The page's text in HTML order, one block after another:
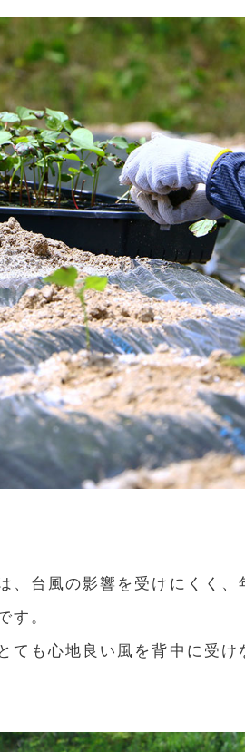
、台風の影響を受けにくく、
す。
ても心地良い風を背中に受け